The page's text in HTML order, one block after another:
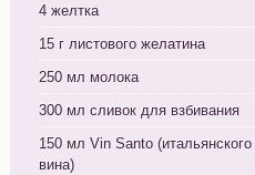
4 желтка
15 г листового желатина
250 мл молока
300 мл сливок для взбивания
150 мл Vin Santo (итальянского
вина)